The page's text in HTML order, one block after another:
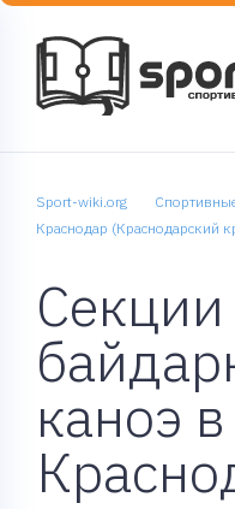
Sport-wiki.org
Краснодар (Краснодарский
каноэ в